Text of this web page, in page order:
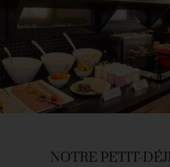
NOTRE PETIT-